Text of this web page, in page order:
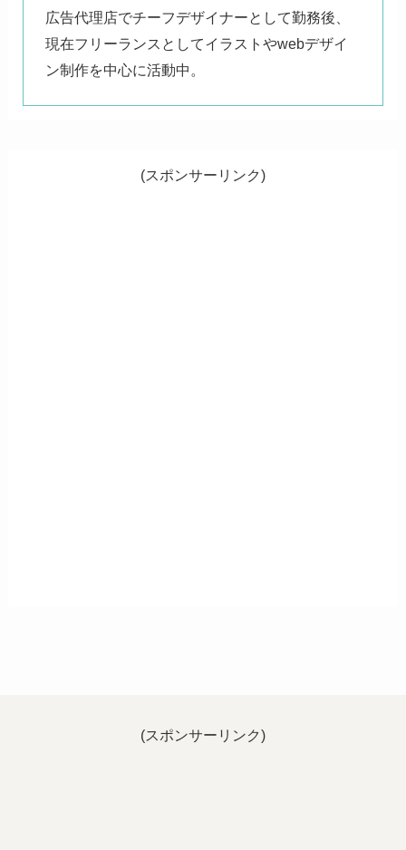
広告代理店でチーフデザイナーとして勤務後、
現在フリーランスとしてイラストやwebデザイ
ン制作を中心に活動中。
(スポンサーリンク)
(スポンサーリンク)